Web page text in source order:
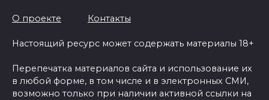
О проекте Контакты
Настоящий ресурс может содержать материалы 18+
Перепечатка материалов сайта и использование их
в любой форме, в том числе и в электронных СМИ,
возможно только при наличии активной ссылки на